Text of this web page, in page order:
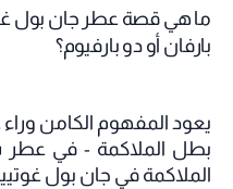
ما هي قصة عطر جان بول
بارفان أو دو بارفيوم؟
يعود المفهوم الكامن
الملاكمة في جان بول